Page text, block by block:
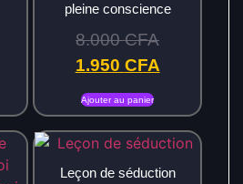
pleine conscience
8.000CFA
1.950 CFA
Ajouter au panier
Leçon de séduction